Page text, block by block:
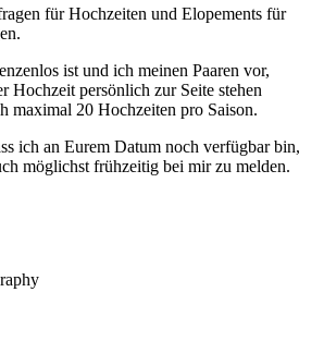
für Hochzeiten und Elopements für
ist und ich meinen Paaren vor,
Hochzeit persönlich zur Seite stehen
maximal 20 Hochzeiten pro Saison.
ich an Eurem Datum noch verfügbar bin,
möglichst frühzeitig bei mir zu melden.